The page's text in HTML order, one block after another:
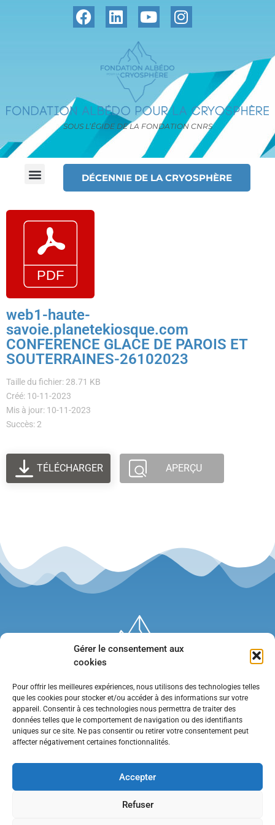
Gérer le consentement aux
cookies
Pour offrir les meilleures expériences, nous utilisons des technologies telles
que les cookies pour stocker et/ou accéder à des informations sur votre
appareil. Consentir à ces technologies nous permettra de traiter des
données telles que le comportement de navigation ou des identifiants
uniques sur ce site. Ne pas consentir ou retirer votre consentement peut
affecter négativement certaines fonctionnalités.
Accepter
Refuser
SOUS L’ÉGIDE DE LA FONDATION CNRS
DÉCENNIE DE LA CRYOSPHÈRE
web1-haute-
savoie.planetekiosque.com
CONFERENCE GLACE DE PAROIS ET
SOUTERRAINES-26102023
Taille du fichier: 28.71 KB
Créé: 10-11-2023
Mis à jour: 10-11-2023
Succès: 2
TÉLÉCHARGER APERÇU
•Contact